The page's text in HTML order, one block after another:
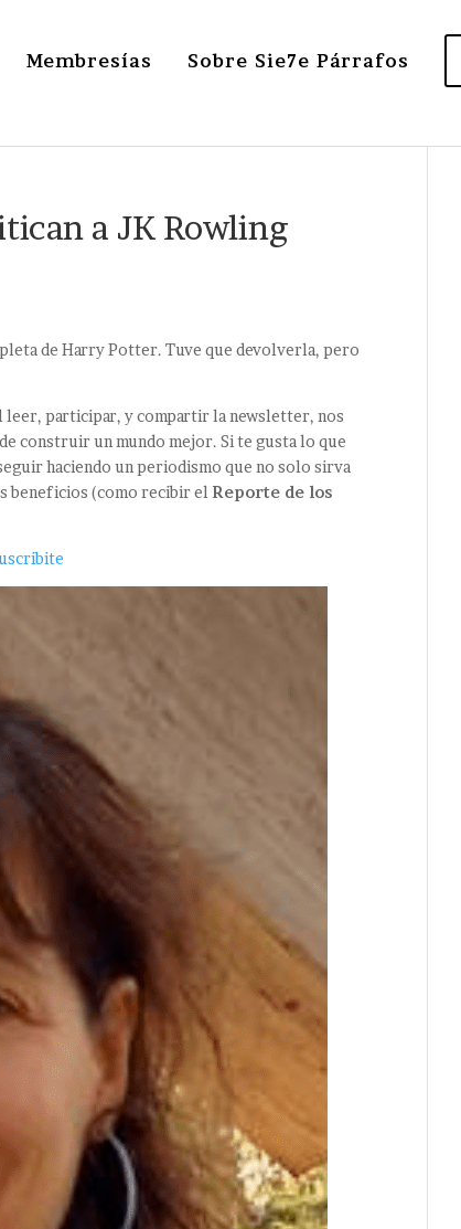
Membresías Sobre Sie7e Párrafos
a JK Rowling
de Harry Potter. Tuve que devolverla, pero
leer, participar, y compartir la newsletter, nos
construir un mundo mejor. Si te gusta lo que
haciendo un periodismo que no solo sirva
beneficios (como recibir el Reporte de los